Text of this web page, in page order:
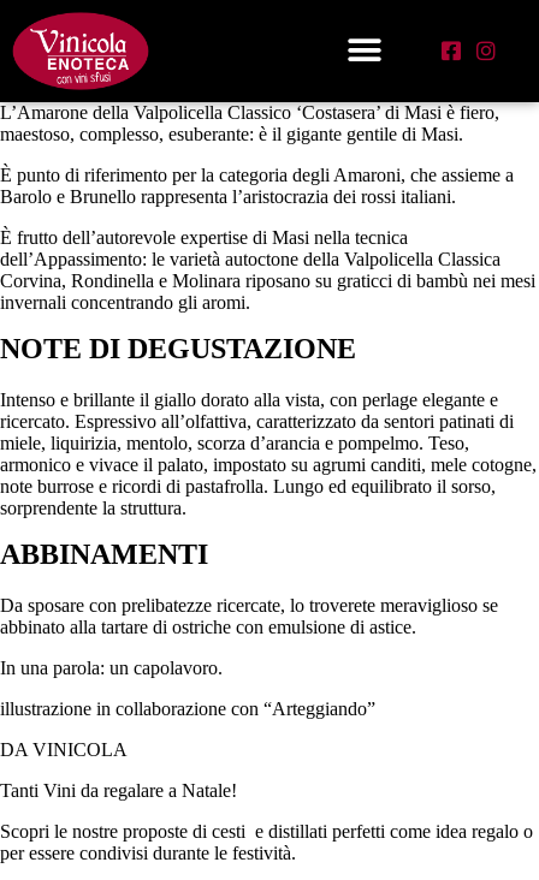
L’Amarone della Valpolicella Classico ‘Costasera’ di Masi è fiero,
maestoso, complesso, esuberante: è il gigante gentile di Masi.
È punto di riferimento per la categoria degli Amaroni, che assieme a
Barolo e Brunello rappresenta l’aristocrazia dei rossi italiani.
È frutto dell’autorevole expertise di Masi nella tecnica
dell’Appassimento: le varietà autoctone della Valpolicella Classica
Corvina, Rondinella e Molinara riposano su graticci di bambù nei mesi
invernali concentrando gli aromi.
NOTE DI DEGUSTAZIONE
Intenso e brillante il giallo dorato alla vista, con perlage elegante e
ricercato. Espressivo all’olfattiva, caratterizzato da sentori patinati di
miele, liquirizia, mentolo, scorza d’arancia e pompelmo. Teso,
armonico e vivace il palato, impostato su agrumi canditi, mele cotogne,
note burrose e ricordi di pastafrolla. Lungo ed equilibrato il sorso,
sorprendente la struttura.
ABBINAMENTI
Da sposare con prelibatezze ricercate, lo troverete meraviglioso se
abbinato alla tartare di ostriche con emulsione di astice.
In una parola: un capolavoro.
illustrazione in collaborazione con “Arteggiando”
DA VINICOLA
Tanti Vini da regalare a Natale!
Scopri le nostre proposte di cesti e distillati perfetti come idea regalo o
per essere condivisi durante le festività.